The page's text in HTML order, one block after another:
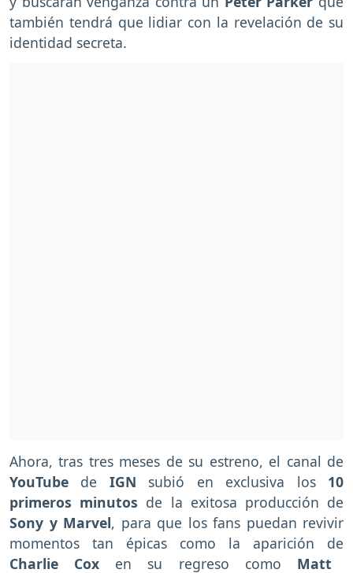
también tendrá que lidiar con la revelación de su
identidad secreta.
Ahora, tras tres meses de su estreno, el canal de
YouTube de IGN subió en exclusiva los 10
primeros minutos de la exitosa producción de
Sony y Marvel, para que los fans puedan revivir
momentos tan épicas como la aparición de
Charlie Cox en su regreso como Matt